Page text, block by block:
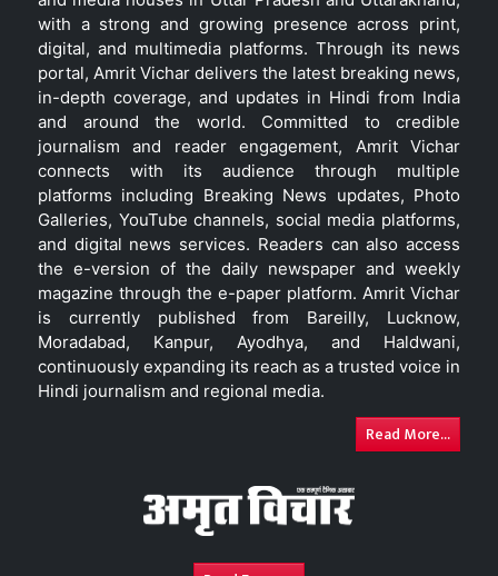
with a strong and growing presence across print,
digital, and multimedia platforms. Through its news
portal, Amrit Vichar delivers the latest breaking news,
in-depth coverage, and updates in Hindi from India
and around the world. Committed to credible
journalism and reader engagement, Amrit Vichar
connects with its audience through multiple
platforms including Breaking News updates, Photo
Galleries, YouTube channels, social media platforms,
and digital news services. Readers can also access
the e-version of the daily newspaper and weekly
magazine through the e-paper platform. Amrit Vichar
is currently published from Bareilly, Lucknow,
Moradabad, Kanpur, Ayodhya, and Haldwani,
continuously expanding its reach as a trusted voice in
Hindi journalism and regional media.
Read More...